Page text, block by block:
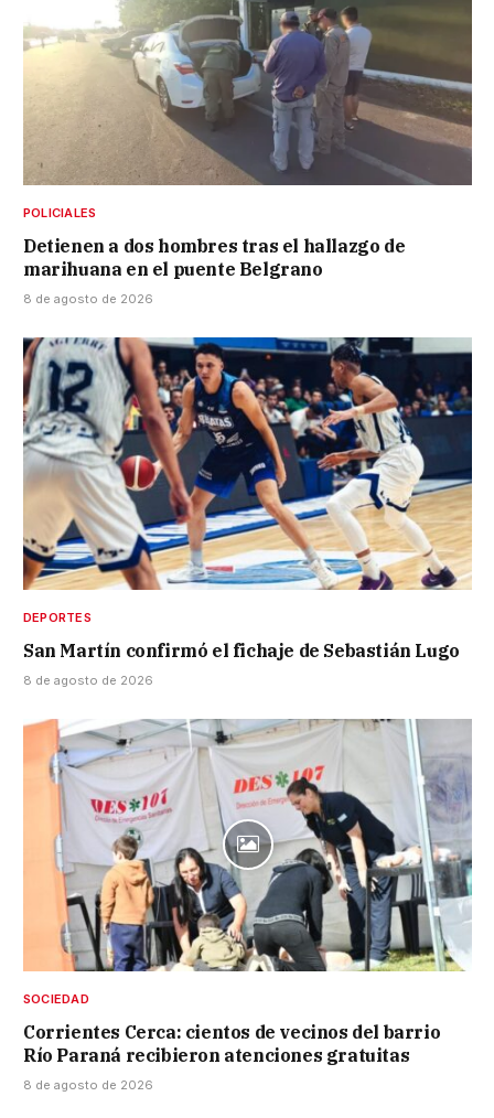
POLICIALES
Detienen a dos hombres tras el hallazgo de
marihuana en el puente Belgrano
8 de agosto de 2026
DEPORTES
San Martín confirmó el fichaje de Sebastián Lugo
8 de agosto de 2026
SOCIEDAD
Corrientes Cerca: cientos de vecinos del barrio
Río Paraná recibieron atenciones gratuitas
8 de agosto de 2026